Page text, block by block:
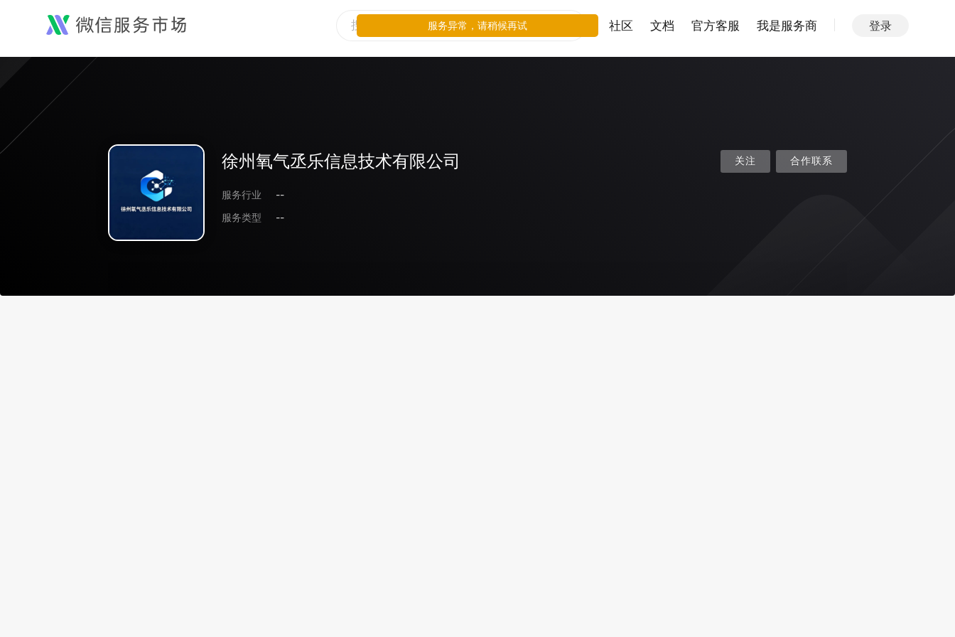
社区 文档 官方客服 我是服务商 登录
徐州氧气丞乐信息技术有限公司
服务行业
--
服务类型
--
关注 合作联系
服务异常，请稍候再试